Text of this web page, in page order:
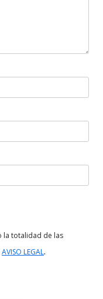
la totalidad de las
AVISO LEGAL.